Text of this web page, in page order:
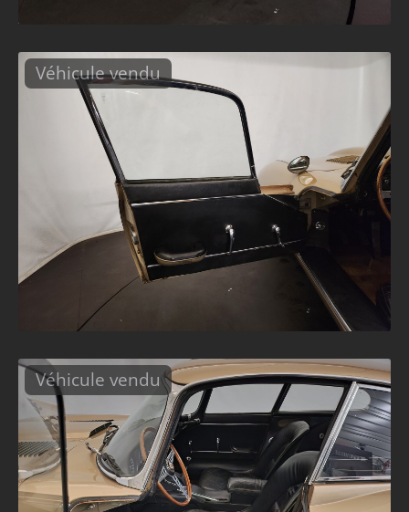
Véhicule vendu
Véhicule vendu